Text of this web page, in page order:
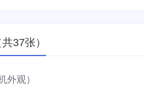
37张）
外观）